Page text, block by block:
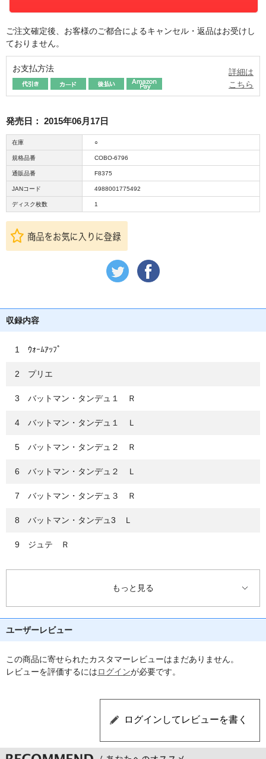
ご注文確定後、お客様のご都合によるキャンセル・返品はお受けし
ておりません。
お支払方法
詳細は
こちら
発売日： 2015年06月17日
在庫 ○
規格品番 COBO-6796
通販品番 F8375
JANコード 4988001775492
ディスク枚数 1
収録内容
1 ｳｫｰﾑｱｯﾌﾟ
2 プリエ
3 バットマン・タンデュ１ Ｒ
4 バットマン・タンデュ１ Ｌ
5 バットマン・タンデュ２ Ｒ
6 バットマン・タンデュ２ Ｌ
7 バットマン・タンデュ３ Ｒ
8 バットマン・タンデュ3 Ｌ
9 ジュテ Ｒ
10 ジュテ Ｌ
12 ピケ Ｌ
13 ロン・ド・ジャンブ・ア・テール Ｒ
14 ロン・ド・ジャンブ・ア・テール Ｌ
17 ロン・ド・ジャンブ・アン・レール Ｒ
もっと見る
ユーザーレビュー
この商品に寄せられたカスタマーレビューはまだありません。
レビューを評価するにはログインが必要です。